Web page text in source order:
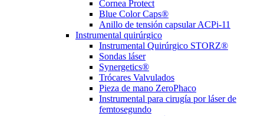
Cornea Protect
Blue Color Caps®
Anillo de tensión capsular ACPi-11
Instrumental quirúrgico
Instrumental Quirúrgico STORZ®
Sondas láser
Synergetics®
Trócares Valvulados
Pieza de mano ZeroPhaco
Instrumental para cirugía por láser de
femtosegundo